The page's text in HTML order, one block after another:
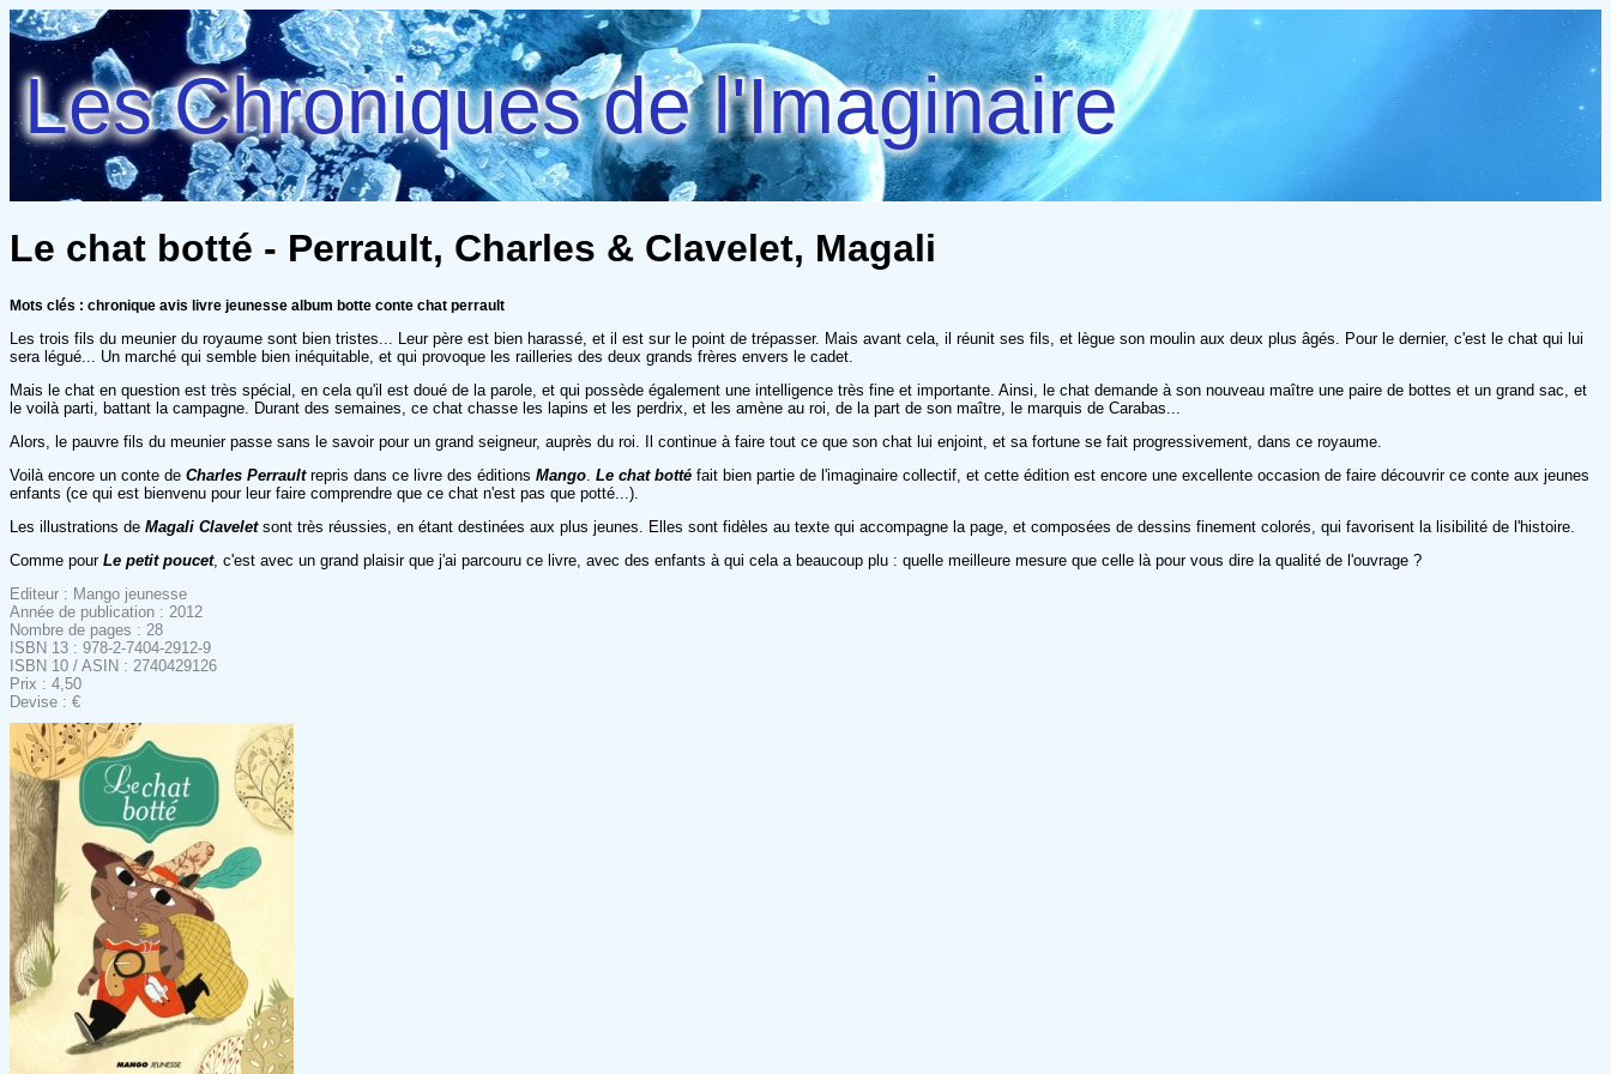
Les Chroniques de l'Imaginaire
Le chat botté - Perrault, Charles & Clavelet, Magali
Mots clés : chronique avis livre jeunesse album botte conte chat perrault
Les trois fils du meunier du royaume sont bien tristes... Leur père est bien harassé, et il est sur le point de trépasser. Mais avant cela, il réunit ses fils, et lègue son moulin aux deux plus âgés. Pour le dernier, c'est le chat qui lui
sera légué... Un marché qui semble bien inéquitable, et qui provoque les railleries des deux grands frères envers le cadet.
Mais le chat en question est très spécial, en cela qu'il est doué de la parole, et qui possède également une intelligence très fine et importante. Ainsi, le chat demande à son nouveau maître une paire de bottes et un grand sac, et
le voilà parti, battant la campagne. Durant des semaines, ce chat chasse les lapins et les perdrix, et les amène au roi, de la part de son maître, le marquis de Carabas...
Alors, le pauvre fils du meunier passe sans le savoir pour un grand seigneur, auprès du roi. Il continue à faire tout ce que son chat lui enjoint, et sa fortune se fait progressivement, dans ce royaume.
Voilà encore un conte de Charles Perraultrepris dans ce livre des éditions Mango Le chat botté fait bien partie de l'imaginaire collectif, et cette édition est encore une excellente occasion de faire découvrir ce conte aux jeunes
enfants (ce qui est bienvenu pour leur faire comprendre que ce chat n'est pas que potté...).
Les illustrations de Magali Claveletsont très réussies, en étant destinées aux plus jeunes. Elles sont fidèles au texte qui accompagne la page, et composées de dessins finement colorés, qui favorisent la lisibilité de l'histoire.
Comme pour Le petit poucet, c'est avec un grand plaisir que j'ai parcouru ce livre, avec des enfants à qui cela a beaucoup plu : quelle meilleure mesure que celle là pour vous dire la qualité de l'ouvrage ?
Editeur : Mango jeunesse
Année de publication : 2012
Nombre de pages : 28
ISBN 13 : 978-2-7404-2912-9
ISBN 10 / ASIN : 2740429126
Prix : 4,50
Devise : €